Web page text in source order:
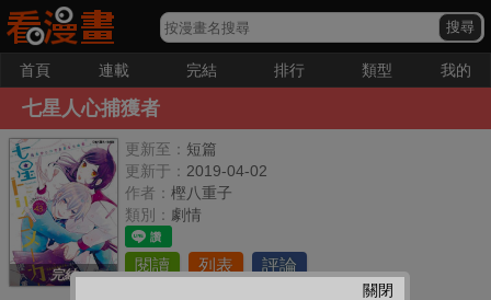
首頁 連載 完結 排行 類型 我的
七星人心捕獲者
完結
更新至： 短篇
更新于： 2019-04-02
作者： 樫八重子
類別： 劇情
閱讀 列表 評論
關閉